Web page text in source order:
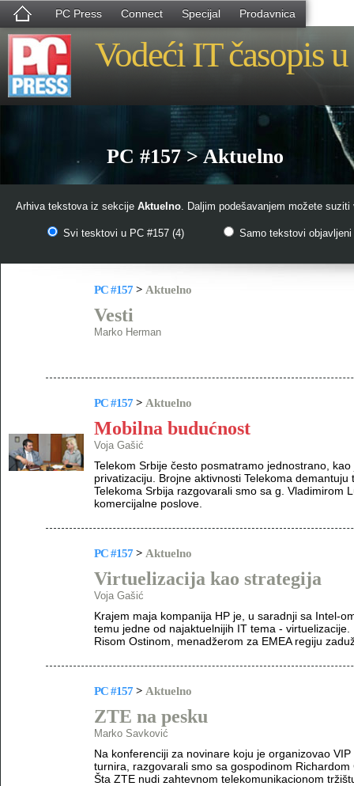
PC Press Connect Specijal Prodavnica
Vodeći IT časopis
PC #157 > Aktuelno
Arhiva tekstova iz sekcije Aktuelno. Daljim podešavanjem možete suziti
Svi tesktovi u PC #157 (4) Samo tekstovi objavljeni
PC #157 > Aktuelno
Vesti
Marko Herman
PC #157 > Aktuelno
Mobilna budućnost
Voja Gašić
Telekom Srbije često posmatramo jednostrano,
privatizaciju. Brojne aktivnosti Telekoma
Telekoma Srbija razgovarali smo sa g. Vladimirom
komercijalne poslove.
PC #157 > Aktuelno
Virtuelizacija kao strategija
Voja Gašić
Krajem maja kompanija HP je, u saradnji sa Intel-
temu jedne od najaktuelnijih IT tema -
Risom Ostinom, menadžerom za EMEA regiju
PC #157 > Aktuelno
ZTE na pesku
Marko Savković
Na konferenciji za novinare koju je organizovao
turnira, razgovarali smo sa gospodinom
Šta ZTE nudi zahtevnom telekomunikacionom